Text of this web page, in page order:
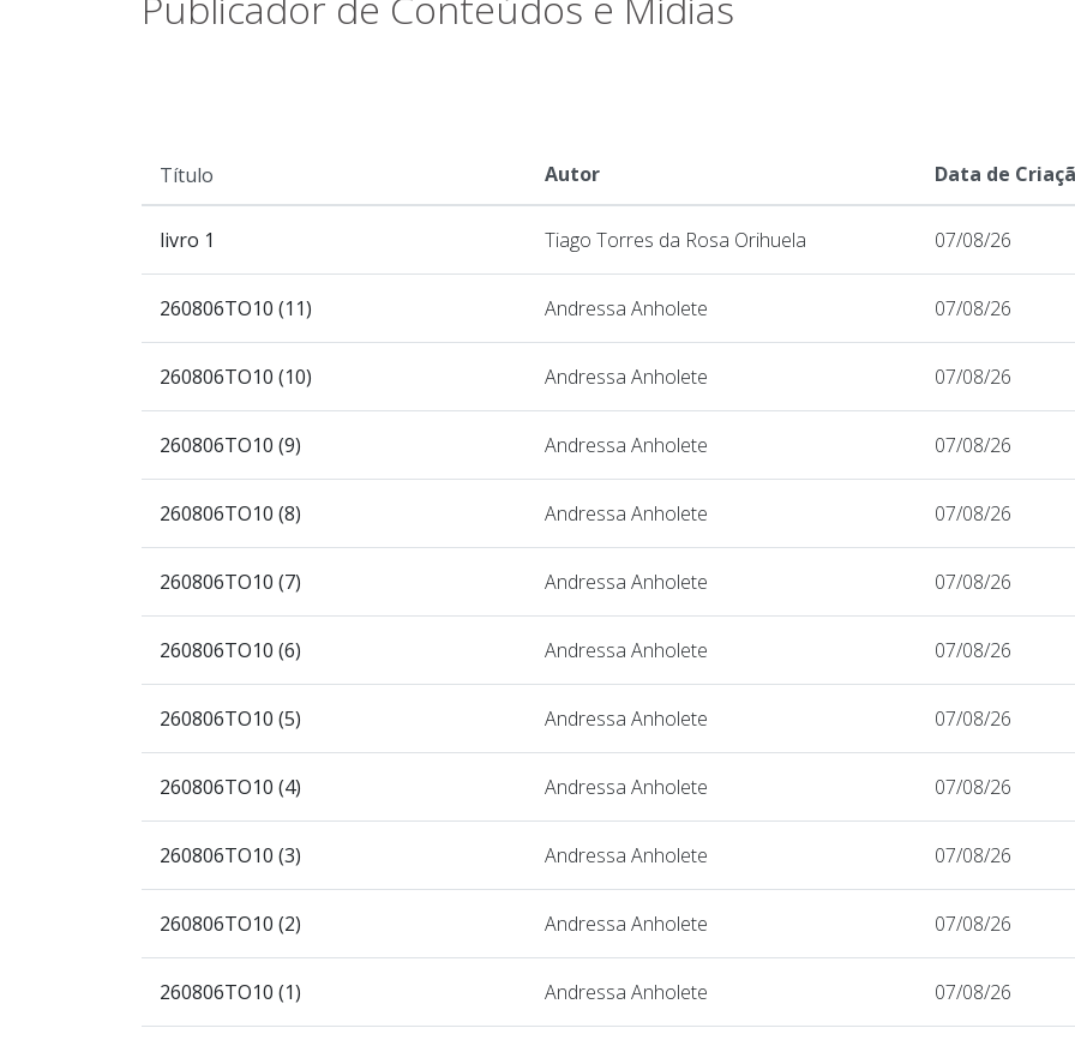
Título Autor Data de
livro 1 Tiago Torres da Rosa Orihuela 07/08/26
260806TO10 (11) Andressa Anholete 07/08/26
260806TO10 (10) Andressa Anholete 07/08/26
260806TO10 (9) Andressa Anholete 07/08/26
260806TO10 (8) Andressa Anholete 07/08/26
260806TO10 (7) Andressa Anholete 07/08/26
260806TO10 (6) Andressa Anholete 07/08/26
260806TO10 (5) Andressa Anholete 07/08/26
260806TO10 (4) Andressa Anholete 07/08/26
260806TO10 (3) Andressa Anholete 07/08/26
260806TO10 (2) Andressa Anholete 07/08/26
260806TO10 (1) Andressa Anholete 07/08/26